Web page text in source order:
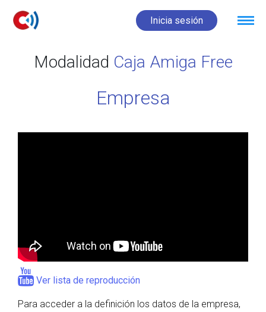
Inicia sesión
Modalidad Caja Amiga Free
Empresa
Ver lista de reproducción
Para acceder a la definición los datos de la empresa,